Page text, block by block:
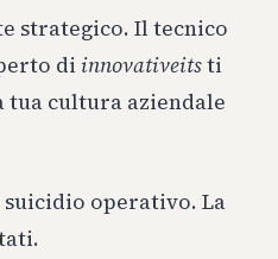
strategico. Il tecnico
di innovativeitsti
tua cultura aziendale
suicidio operativo. La